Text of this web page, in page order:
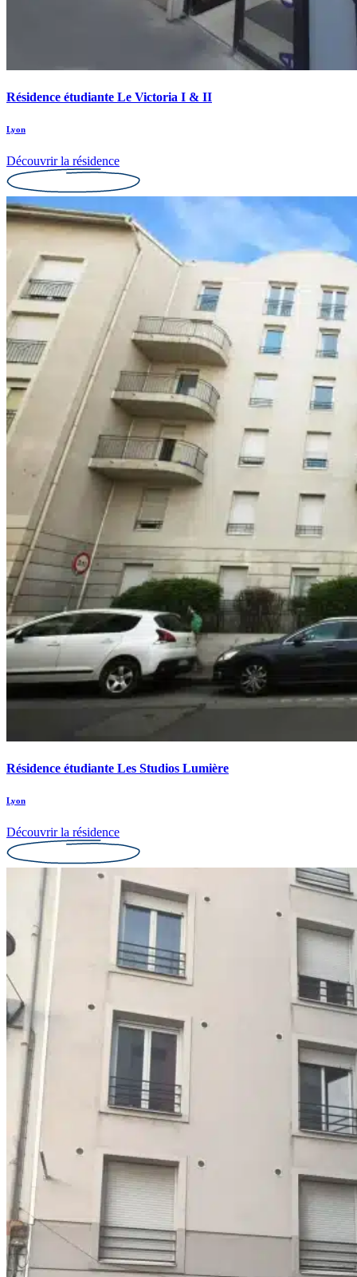
Résidence étudiante Le Victoria I & II
Lyon
Découvrir la résidence
Résidence étudiante Les Studios Lumière
Lyon
Découvrir la résidence